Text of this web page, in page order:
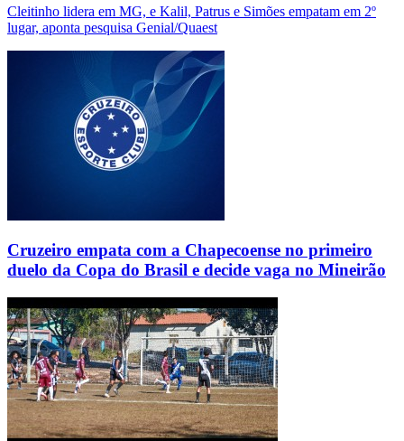
Cleitinho lidera em MG, e Kalil, Patrus e Simões empatam em 2º
lugar, aponta pesquisa Genial/Quaest
Cruzeiro empata com a Chapecoense no primeiro
duelo da Copa do Brasil e decide vaga no Mineirão